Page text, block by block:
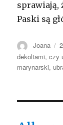
sprawiają,
Paski są
Autor
Joana
dekoltami,czy
marynarski,